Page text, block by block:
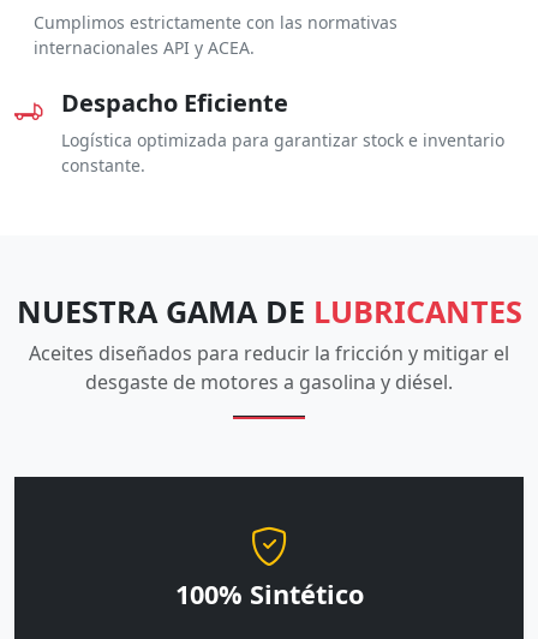
Cumplimos estrictamente con las normativas
internacionales API y ACEA.
Despacho Eficiente
Logística optimizada para garantizar stock e inventario
constante.
NUESTRA GAMA DE LUBRICANTES
Aceites diseñados para reducir la fricción y mitigar el
desgaste de motores a gasolina y diésel.
100% Sintético